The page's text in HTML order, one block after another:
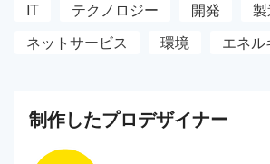
IT テクノロジー 開発
ネットサービス
環境 エネル
制作したプロデザイナー